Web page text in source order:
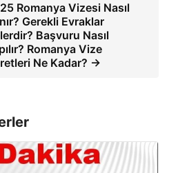
Romanya Vizesi Nasıl
Gerekli Evraklar
Başvuru Nasıl
Romanya Vize
Ne Kadar? →